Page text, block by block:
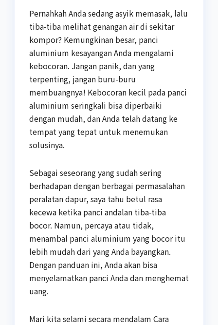
Pernahkah Anda sedang asyik memasak, lalu
tiba-tiba melihat genangan air di sekitar
kompor? Kemungkinan besar, panci
aluminium kesayangan Anda mengalami
kebocoran. Jangan panik, dan yang
terpenting, jangan buru-buru
membuangnya! Kebocoran kecil pada panci
aluminium seringkali bisa diperbaiki
dengan mudah, dan Anda telah datang ke
tempat yang tepat untuk menemukan
solusinya.
Sebagai seseorang yang sudah sering
berhadapan dengan berbagai permasalahan
peralatan dapur, saya tahu betul rasa
kecewa ketika panci andalan tiba-tiba
bocor. Namun, percaya atau tidak,
menambal panci aluminium yang bocor itu
lebih mudah dari yang Anda bayangkan.
Dengan panduan ini, Anda akan bisa
menyelamatkan panci Anda dan menghemat
uang.
Mari kita selami secara mendalam Cara